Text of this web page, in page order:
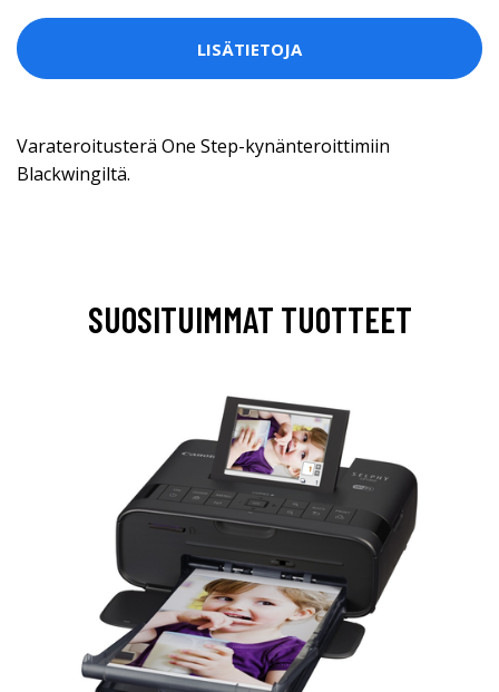
LISÄTIETOJA
Varateroitusterä One Step-kynänteroittimiin
Blackwingiltä.
SUOSITUIMMAT TUOTTEET